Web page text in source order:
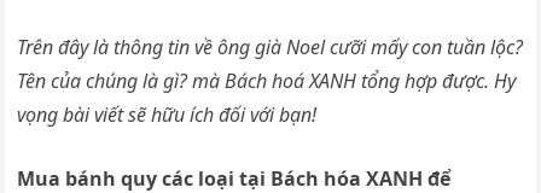
Trên đây là thông tin về ông già Noel cưỡi mấy con tuần lộc?
Tên của chúng là gì? mà Bách hoá XANH tổng hợp được. Hy
vọng bài viết sẽ hữu ích đối với bạn!
Mua bánh quy các loại tại Bách hóa XANH để